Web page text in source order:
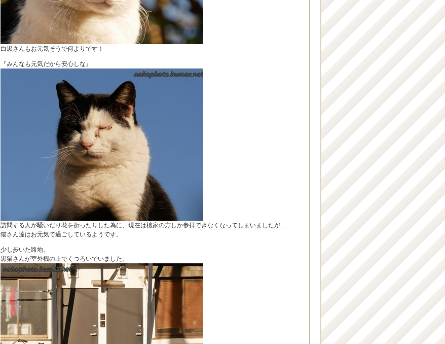
白黒さんもお元気そうで何よりです！
『みんなも元気だから安心しな』
訪問する人が騒いだり花を折ったりした為に、現在は檀家の方しか参拝できなくなってしまいましたが…
猫さん達はお元気で過ごしているようです。
少し歩いた路地。
黒猫さんが室外機の上でくつろいでいました。